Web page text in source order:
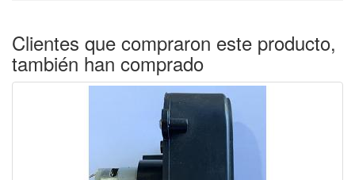
Clientes que compraron este producto,
también han comprado